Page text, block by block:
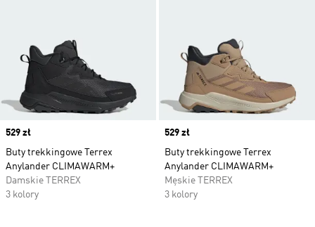
Price
529 zł
Buty trekkingowe Terrex
Anylander CLIMAWARM+
Damskie TERREX
3 kolory
Price
529 zł
Buty trekkingowe Terrex
Anylander CLIMAWARM+
Męskie TERREX
3 kolory